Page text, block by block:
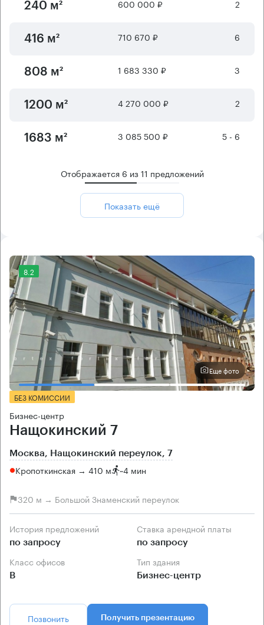
240 м² 600 000 ₽ 2
416 м² 710 670 ₽ 6
808 м² 1 683 330 ₽ 3
1200 м² 4 270 000 ₽ 2
1683 м² 3 085 500 ₽ 5 - 6
Отображается 6 из11 предложений
Показать ещё
8.2
Еще фото
БЕЗ КОМИССИИ
Бизнес-центр
Нащокинский 7
Москва, Нащокинский переулок, 7
Кропоткинская → 410 м ~4 мин
320 м → Большой Знаменский переулок
История предложений
по запросу
Ставка арендной платы
по запросу
Класс офисов
B
Тип здания
Бизнес-центр
Позвонить Получить презентацию